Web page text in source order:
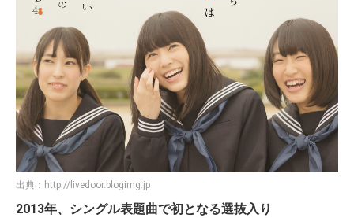
出典： http://livedoor.blogimg.jp
2013年、シングル表題曲で初となる選抜入り